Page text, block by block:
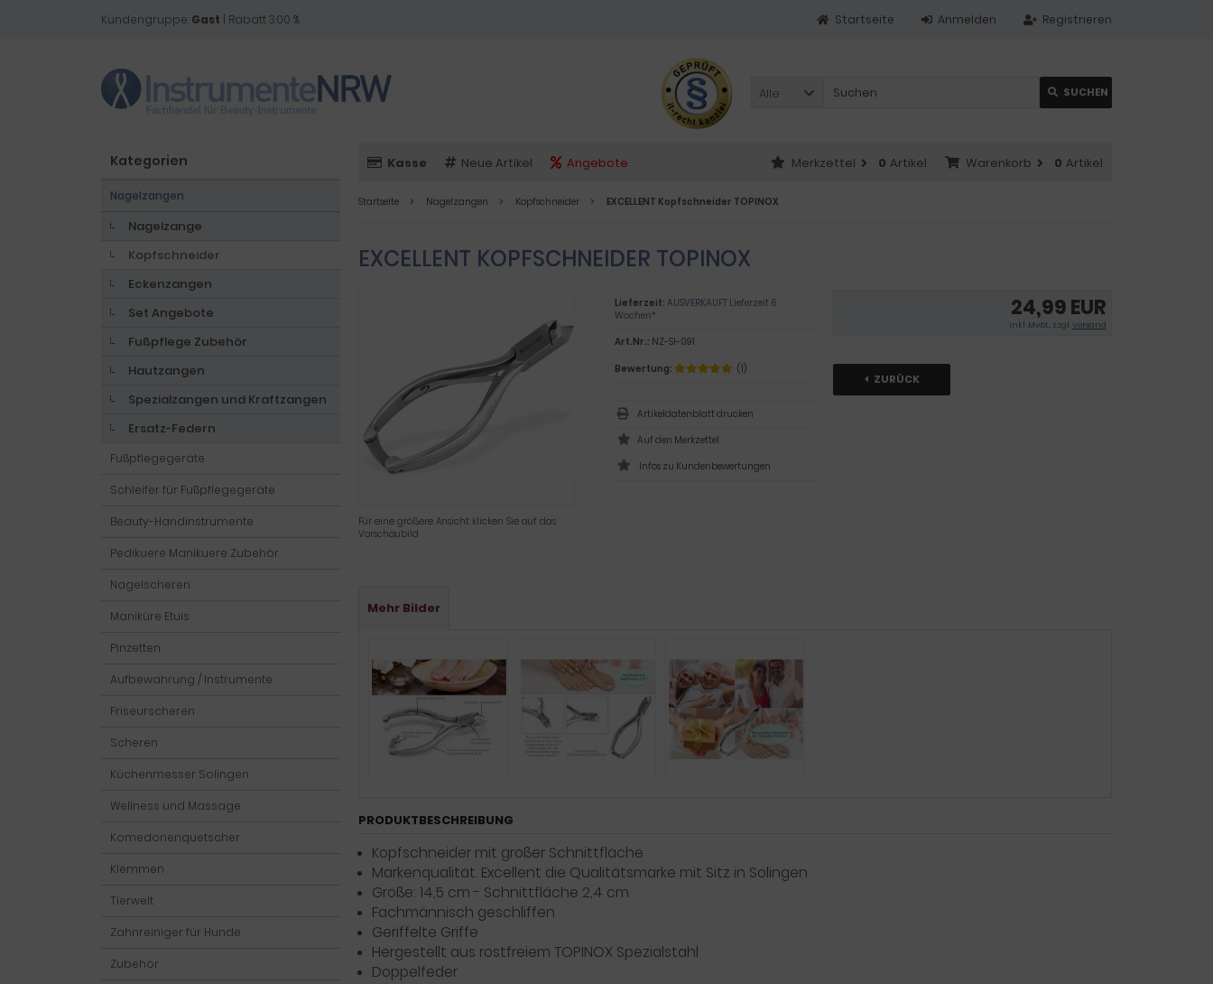
Kundengruppe: Gast | Rabatt 3.00 % Registrieren
Anmelden
Startseite
Alle SUCHEN
Kasse Neue Artikel Angebote Warenkorb 0 Artikel
Merkzettel 0 Artikel
Startseite Nagelzangen Kopfschneider EXCELLENT Kopfschneider TOPINOX
EXCELLENT KOPFSCHNEIDER TOPINOX
Für eine größere Ansicht klicken Sie auf das
Vorschaubild
24,99 EUR
inkl .MwSt., zzgl.Versand
ZURÜCK
Lieferzeit: AUSVERKAUFT Lieferzeit 6
Wochen*
Art.Nr.: NZ-SI-091
Bewertung:
(1)
Artikeldatenblatt drucken
Infos zu Kundenbewertungen
Mehr Bilder
PRODUKTBESCHREIBUNG
Kopfschneider mit großer Schnittfläche
Markenqualität. Excellent die Qualitätsmarke mit Sitz in Solingen
Größe: 14,5 cm - Schnittfläche 2,4 cm
Fachmännisch geschliffen
Geriffelte Griffe
Hergestellt aus rostfreiem TOPINOX Spezialstahl
Doppelfeder
Kategorien
Nagelzangen
Nagelzange
Kopfschneider
Eckenzangen
Set Angebote
Fußpflege Zubehör
Hautzangen
Spezialzangen und Kraftzangen
Ersatz-Federn
Fußpflegegeräte
Schleifer für Fußpflegegeräte
Beauty-Handinstrumente
Pedikuere Manikuere Zubehör
Nagelscheren
Maniküre Etuis
Pinzetten
Aufbewahrung / Instrumente
Friseurscheren
Scheren
Küchenmesser Solingen
Wellness und Massage
Komedonenquetscher
Klemmen
Tierwelt
Zahnreiniger für Hunde
Zubehör